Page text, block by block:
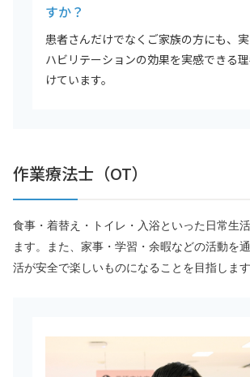
すか？
患者さんだけでなくご家族の方にも、
ハビリテーションの効果を実感できる
けています。
作業療法士（OT）
食事・着替え・トイレ・入浴といった日常生
ます。また、家事・学習・余暇などの活動を
活が安全で楽しいものになることを目指します